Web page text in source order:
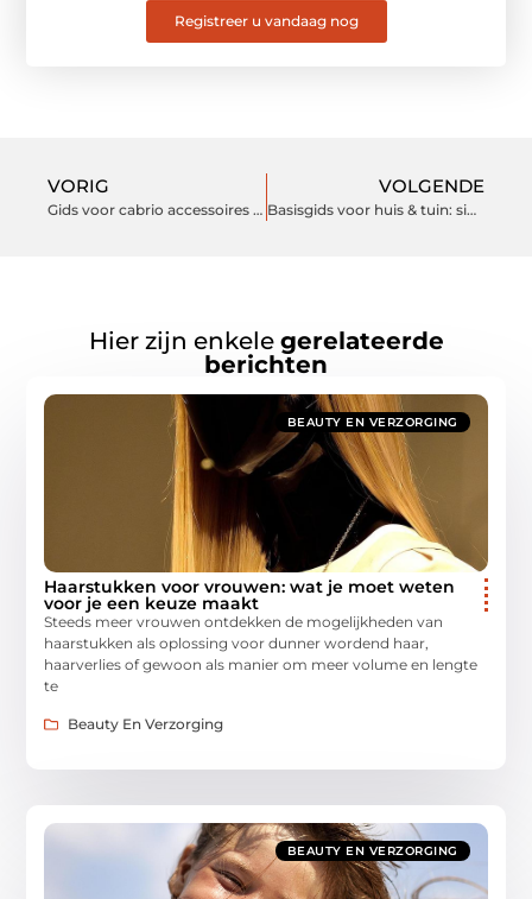
Registreer u vandaag nog
VORIG
Gids voor cabrio accessoires en onderdelen
VOLGENDE
Basisgids voor huis & tuin: simpel, schoon en groen
Hier zijn enkele gerelateerde
berichten
BEAUTY EN VERZORGING
Haarstukken voor vrouwen: wat je moet weten
voor je een keuze maakt
Steeds meer vrouwen ontdekken de mogelijkheden van
haarstukken als oplossing voor dunner wordend haar,
haarverlies of gewoon als manier om meer volume en lengte
te
Beauty En Verzorging
BEAUTY EN VERZORGING